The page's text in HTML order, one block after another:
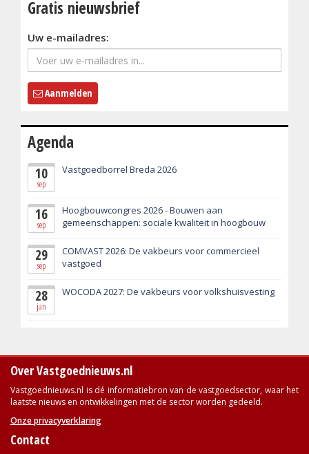
Gratis nieuwsbrief
Uw e-mailadres:
Aanmelden
Agenda
10
sep
Vastgoedborrel Breda 2026
16
sep
Hoogbouwcongres 2026 - Bouwen aan
gemeenschappen: sociale kwaliteit in hoogbouw
29
sep
COMVAST 2026: De vakbeurs voor commercieel
vastgoed
28
jan
WOCODA 2027: De vakbeurs voor volkshuisvesting
Over Vastgoednieuws.nl
Vastgoednieuws.nl is dé informatiebron van de vastgoedsector, waar het
laatste nieuws en ontwikkelingen met de sector worden gedeeld.
Onze privacyverklaring
Contact